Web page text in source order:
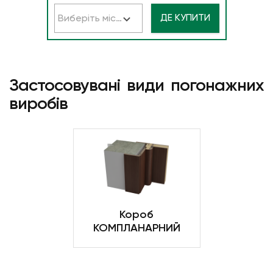
Виберіть місто ДЕ КУПИТИ
Застосовувані види погонажних
виробів
Короб
КОМПЛАНАРНИЙ